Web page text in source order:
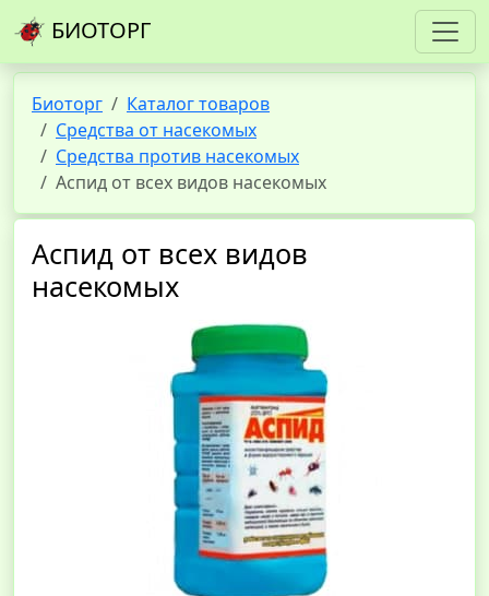
БИОТОРГ
Биоторг
Каталог товаров
Средства от насекомых
Средства против насекомых
Аспид от всех видов насекомых
Аспид от всех видов
насекомых